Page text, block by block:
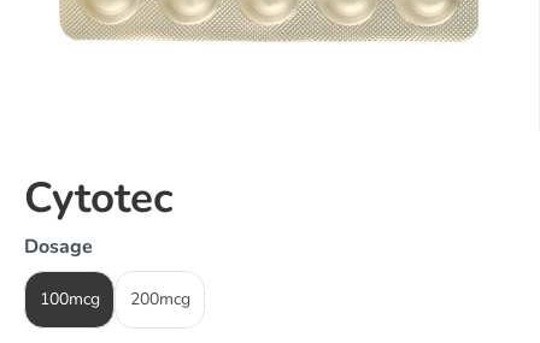
Cytotec
Dosage
100mcg 200mcg